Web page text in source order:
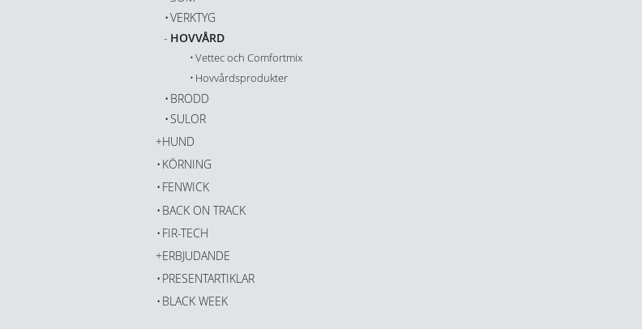
VERKTYG
HOVVÅRD
Vettec och Comfortmix
Hovvårdsprodukter
BRODD
SULOR
HUND
KÖRNING
FENWICK
BACK ON TRACK
FIR-TECH
ERBJUDANDE
PRESENTARTIKLAR
BLACK WEEK